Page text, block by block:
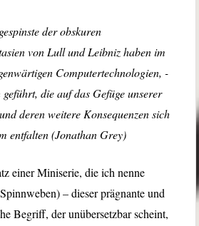
der obskuren
von Lull und Leibniz haben im
Computertechnologien, -
die auf das Gefüge unserer
deren weitere Konsequenzen sich
entfalten (Jonathan Grey)
einer Miniserie, die ich nenne
– dieser prägnante und
Begriff, der unübersetzbar scheint,